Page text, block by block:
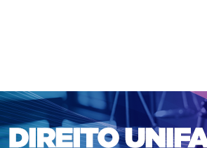
SOBRE ACESSO CADASTRO
EDIÇÕES DE Nº 1 A 100 WEBMAIL
(2009) > Moitinho